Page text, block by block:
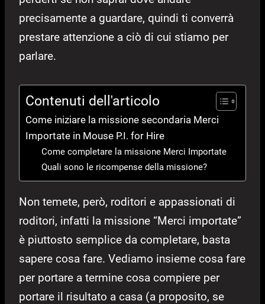
precisamente a guardare, quindi ti converrà
prestare attenzione a ciò di cui stiamo per
parlare.
Contenuti dell'articolo
Come iniziare la missione secondaria Merci
Importate in Mouse P.I. for Hire
Come completare la missione Merci Importate
Quali sono le ricompense della missione?
Non temete, però, roditori e appassionati di
roditori, infatti la missione “Merci importate”
è piuttosto semplice da completare, basta
sapere cosa fare. Vediamo insieme cosa fare
per portare a termine cosa compiere per
portare il risultato a casa (a proposito, se